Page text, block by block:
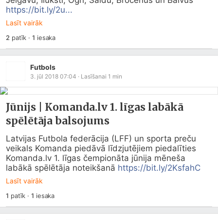
https://bit.ly/2u...
Lasīt vairāk
2 patīk ·1 iesaka
Futbols
3. jūl 2018 07:04 · Lasīšanai 1 min
Jūnijs | Komanda.lv 1. līgas labākā
spēlētāja balsojums
Latvijas Futbola federācija (LFF) un sporta preču
Komanda.lv 1. līgas čempionāta jūnija mēneša
labākā spēlētāja noteikšanā https://bit.ly/2KsfahC
Lasīt vairāk
1 patīk ·1 iesaka